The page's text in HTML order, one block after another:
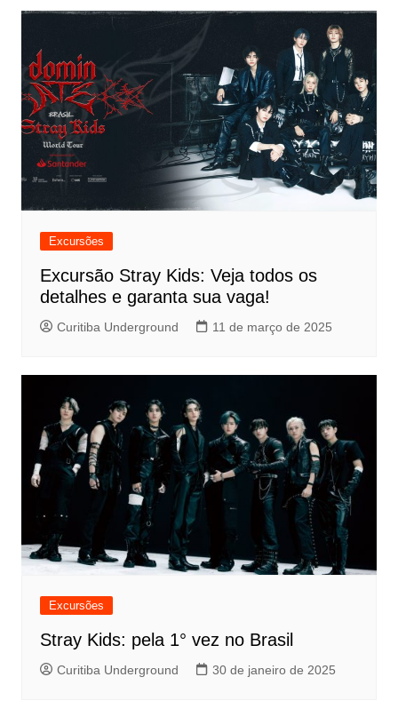
Excursões
Excursão Stray Kids: Veja todos os
detalhes e garanta sua vaga!
Curitiba Underground 11 de março de 2025
Excursões
Stray Kids: pela 1° vez no Brasil
Curitiba Underground 30 de janeiro de 2025